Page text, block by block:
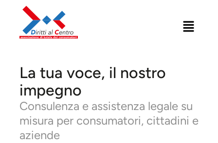
La tua voce, il nostro
impegno
Consulenza e assistenza legale su
misura per consumatori, cittadini e
aziende